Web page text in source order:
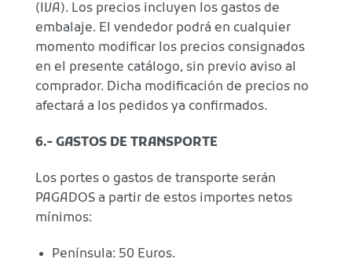
(IVA). Los precios incluyen los gastos de
embalaje. El vendedor podrá en cualquier
momento modificar los precios consignados
en el presente catálogo, sin previo aviso al
comprador. Dicha modificación de precios no
afectará a los pedidos ya confirmados.
6.- GASTOS DE TRANSPORTE
Los portes o gastos de transporte serán
PAGADOS a partir de estos importes netos
mínimos:
Península: 50 Euros.